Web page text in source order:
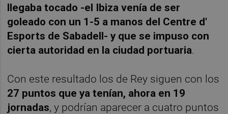
llegaba tocado -el Ibiza venía de ser
goleado con un 1-5 a manos del Centre d'
Esports de Sabadell- y que se impuso con
cierta autoridad en la ciudad portuaria.
Con este resultado los de Rey siguen con los
27 puntos que ya tenían, ahora en 19
jornadas, y podrían aparecer a cuatro puntos